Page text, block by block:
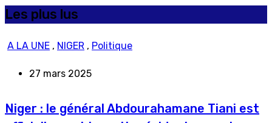
Les plus lus
A LA UNE , NIGER , Politique
27 mars 2025
Niger : le général Abdourahamane Tiani est